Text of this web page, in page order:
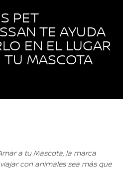
PET
TE AYUDA
EN EL LUGAR
TU MASCOTA
a tu Mascota, la marca
con animales sea más que